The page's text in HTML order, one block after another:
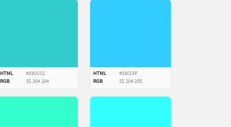
HTML
#33CCCC
RGB
51 204 204
HTML
#33CCFF
RGB
51 204 255